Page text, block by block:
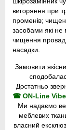
вигоряння при
променів;
засобами які не
чищення
насадки.
Замовити
Достатньо
☎ ON-Line
Ми надаємо
меблевих
власний